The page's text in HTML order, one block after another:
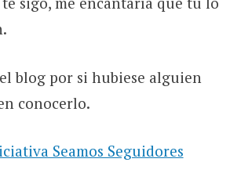
blog por si hubiese alguien
conocerlo.
Seamos Seguidores